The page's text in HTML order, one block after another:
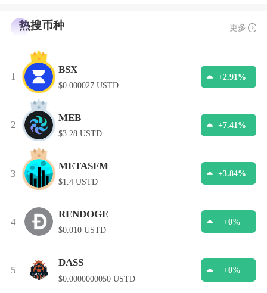
热搜币种 更多
1
BSX
$0.000027 USTD
+2.91%
2
MEB
$3.28 USTD
+7.41%
3
METASFM
$1.4 USTD
+3.84%
4
RENDOGE
$0.010 USTD
+0%
5
DASS
$0.0000000050 USTD
+0%